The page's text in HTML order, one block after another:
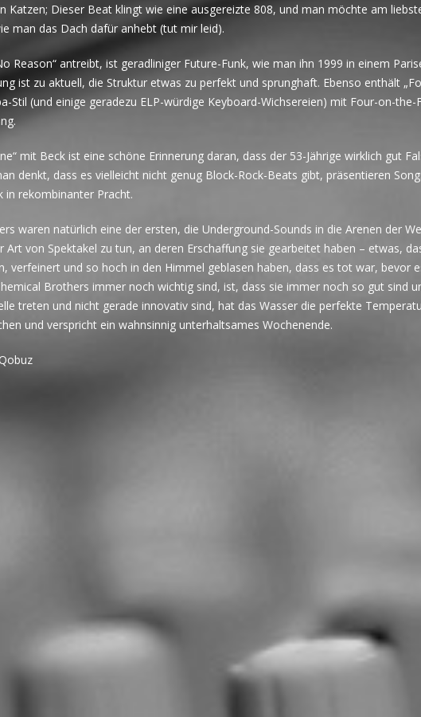
Katzen; Dieser Beat klingt wie eine ausgereizte 808, und man möchte am
man das Dach dafür anhebt (tut mir leid).
Reason“ antreibt, ist geradliniger Future-Funk, wie man ihn 1999 in einem
ist zu aktuell, die Struktur etwas zu perfekt und sprunghaft. Ebenso enthält
Stil (und einige geradezu ELP-würdige Keyboard-Wichsereien) mit Four-on-the-
mit Beck ist eine schöne Erinnerung daran, dass der 53-Jährige wirklich gut
denkt, dass es vielleicht nicht genug Block-Rock-Beats gibt, präsentieren
in rekombinanter Pracht.
waren natürlich eine der ersten, die Underground-Sounds in die Arenen der
Art von Spektakel zu tun, an deren Erschaffung sie gearbeitet haben – etwas,
verfeinert und so hoch in den Himmel geblasen haben, dass es tot war, bevor
Brothers immer noch wichtig sind, ist, dass sie immer noch so gut sind
treten und nicht gerade innovativ sind, hat das Wasser die perfekte
und verspricht ein wahnsinnig unterhaltsames Wochenende.